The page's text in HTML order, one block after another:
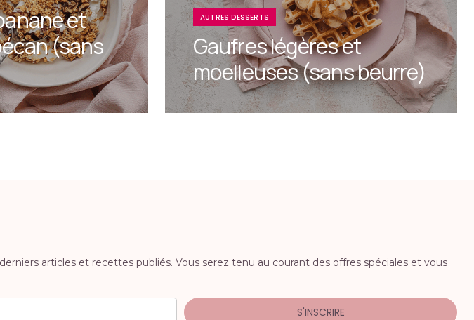
et
(sans
AUTRES DESSERTS
Gaufres légères et
moelleuses (sans beurre)
articles et recettes publiés. Vous serez tenu au courant des offres spéciales et vous
S'INSCRIRE